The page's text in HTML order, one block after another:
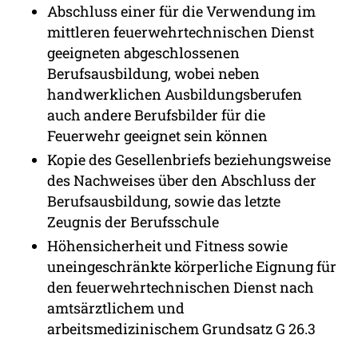
Abschluss einer für die Verwendung im
mittleren feuerwehrtechnischen Dienst
geeigneten abgeschlossenen
Berufsausbildung, wobei neben
handwerklichen Ausbildungsberufen
auch andere Berufsbilder für die
Feuerwehr geeignet sein können
Kopie des Gesellenbriefs beziehungsweise
des Nachweises über den Abschluss der
Berufsausbildung, sowie das letzte
Zeugnis der Berufsschule
Höhensicherheit und Fitness sowie
uneingeschränkte körperliche Eignung für
den feuerwehrtechnischen Dienst nach
amtsärztlichem und
arbeitsmedizinischem Grundsatz G 26.3